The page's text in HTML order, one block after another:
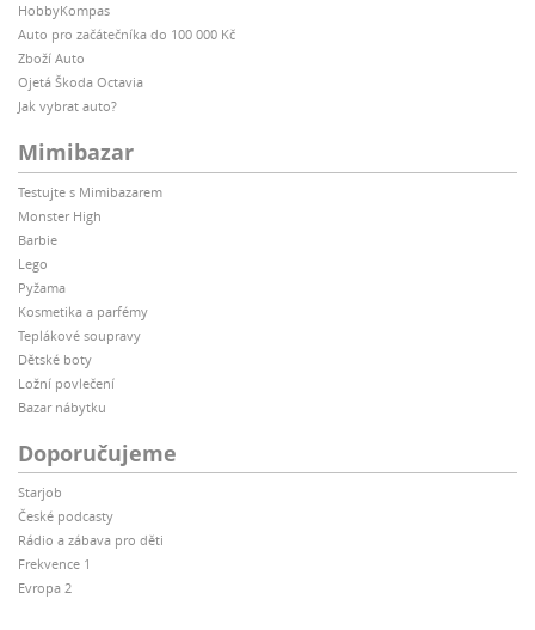
HobbyKompas
Auto pro začátečníka do 100 000 Kč
Zboží Auto
Ojetá Škoda Octavia
Jak vybrat auto?
Mimibazar
Testujte s Mimibazarem
Monster High
Barbie
Lego
Pyžama
Kosmetika a parfémy
Teplákové soupravy
Dětské boty
Ložní povlečení
Bazar nábytku
Doporučujeme
Starjob
České podcasty
Rádio a zábava pro děti
Frekvence 1
Evropa 2